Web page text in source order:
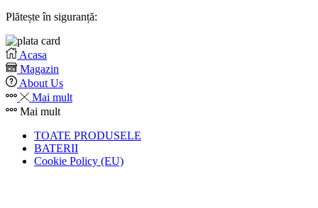
Plătește în siguranță:
Acasa
Magazin
About Us
Mai mult
Mai mult
TOATE PRODUSELE
BATERII
Cookie Policy (EU)